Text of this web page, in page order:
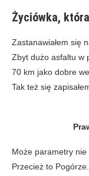
Życiówka,
Zastanawiałem się
Zbyt dużo asfaltu w
70 km jako dobre
Tak też się
Może parametry
Przecież to